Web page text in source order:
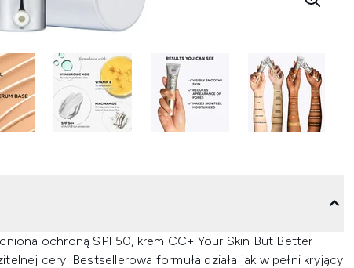
ochroną SPF50, krem CC+ Your Skin But Better
cery. Bestsellerowa formuła działa jak w pełni kryjący